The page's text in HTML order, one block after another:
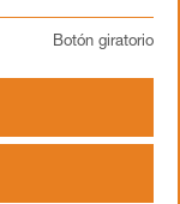
Botón giratorio